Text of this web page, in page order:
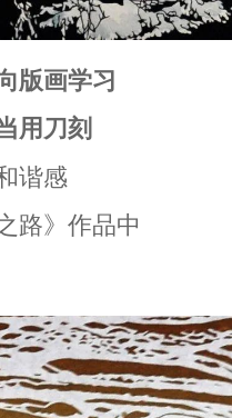
版画学习
用刀刻
谐感
路》作品中